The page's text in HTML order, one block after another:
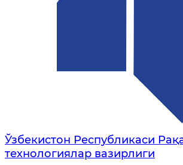
Ўзбекистон Республикаси
технологиялар вазирлиги